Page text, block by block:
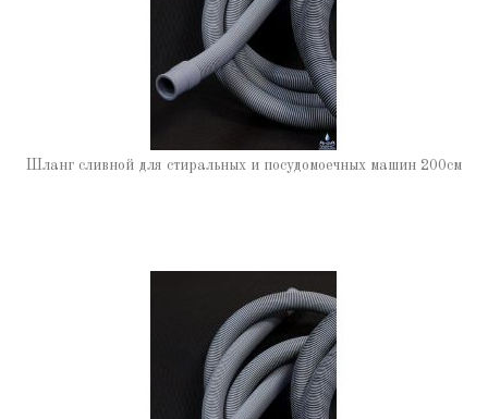
Шланг сливной для стиральных и посудомоечных машин 200см